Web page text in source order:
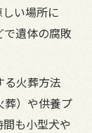
失敗しな
チェッ
い選択肢
ための安
い場所に
で遺体の腐敗
る火葬方法
葬）や供養プ
も小型犬や